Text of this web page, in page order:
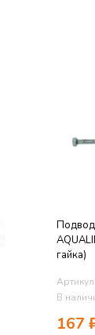
гайка)
Артикул:
В
167